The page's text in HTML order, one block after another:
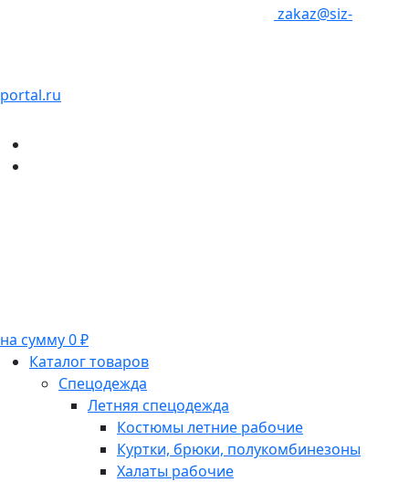
zakaz@siz-
portal.ru
на сумму 0 ₽
Каталог товаров
Спецодежда
Летняя спецодежда
Костюмы летние рабочие
Куртки, брюки, полукомбинезоны
Халаты рабочие